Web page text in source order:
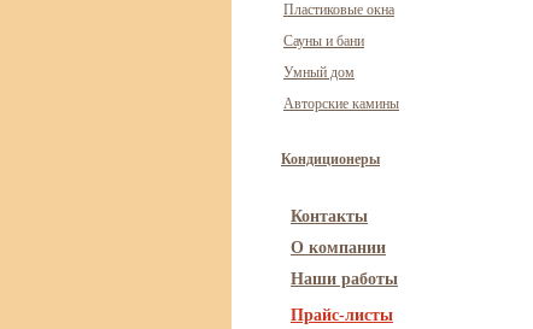
Пластиковые окна
Сауны и бани
Умный дом
Авторские камины
Кондиционеры
Контакты
О компании
Наши работы
Прайс-листы